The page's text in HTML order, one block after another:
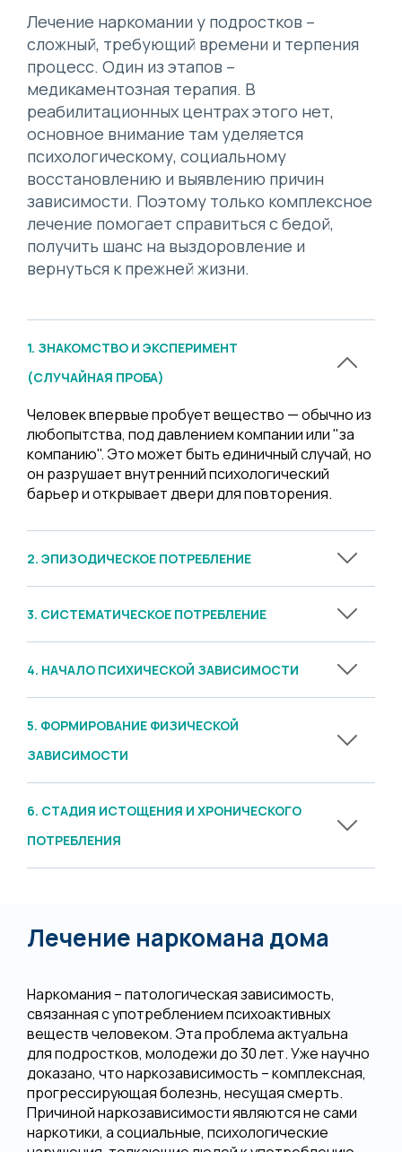
Лечение наркомании у подростков –
сложный, требующий времени и терпения
процесс. Один из этапов –
медикаментозная терапия. В
реабилитационных центрах этого нет,
основное внимание там уделяется
психологическому, социальному
восстановлению и выявлению причин
зависимости. Поэтому только комплексное
лечение помогает справиться с бедой,
получить шанс на выздоровление и
вернуться к прежней жизни.
1. ЗНАКОМСТВО И ЭКСПЕРИМЕНТ
(СЛУЧАЙНАЯ ПРОБА)
Человек впервые пробует вещество — обычно из
любопытства, под давлением компании или "за
компанию". Это может быть единичный случай, но
он разрушает внутренний психологический
барьер и открывает двери для повторения.
2. ЭПИЗОДИЧЕСКОЕ ПОТРЕБЛЕНИЕ
3. СИСТЕМАТИЧЕСКОЕ ПОТРЕБЛЕНИЕ
4. НАЧАЛО ПСИХИЧЕСКОЙ ЗАВИСИМОСТИ
5. ФОРМИРОВАНИЕ ФИЗИЧЕСКОЙ
ЗАВИСИМОСТИ
6. СТАДИЯ ИСТОЩЕНИЯ И ХРОНИЧЕСКОГО
ПОТРЕБЛЕНИЯ
Лечение наркомана дома
Наркомания – патологическая зависимость,
связанная с употреблением психоактивных
веществ человеком. Эта проблема актуальна
для подростков, молодежи до 30 лет. Уже научно
доказано, что наркозависимость – комплексная,
прогрессирующая болезнь, несущая смерть.
Причиной наркозависимости являются не сами
наркотики, а социальные, психологические